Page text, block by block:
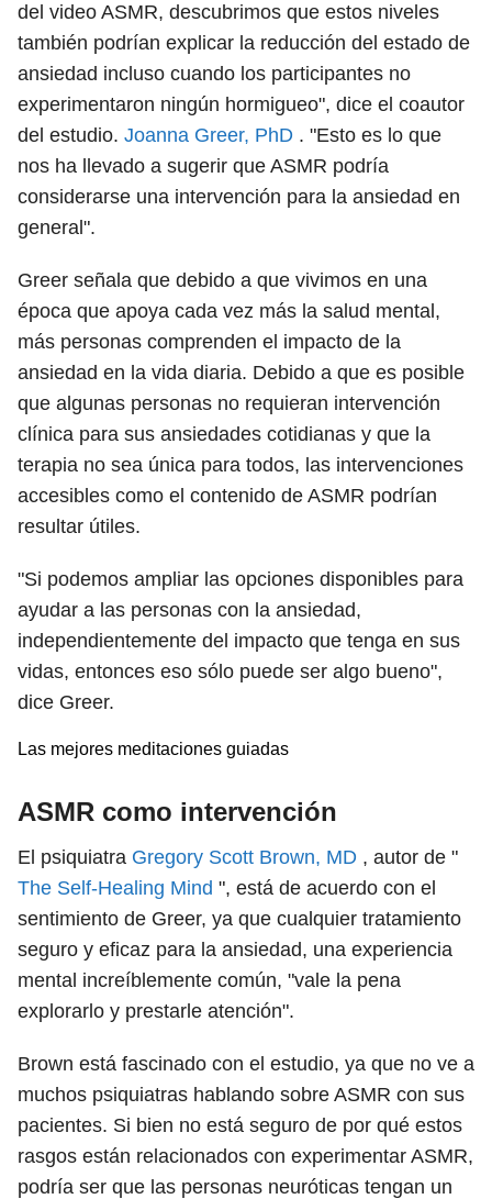
del video ASMR, descubrimos que estos niveles
también podrían explicar la reducción del estado de
ansiedad incluso cuando los participantes no
experimentaron ningún hormigueo", dice el coautor
del estudio. Joanna Greer, PhD . "Esto es lo que
nos ha llevado a sugerir que ASMR podría
considerarse una intervención para la ansiedad en
general".
Greer señala que debido a que vivimos en una
época que apoya cada vez más la salud mental,
más personas comprenden el impacto de la
ansiedad en la vida diaria. Debido a que es posible
que algunas personas no requieran intervención
clínica para sus ansiedades cotidianas y que la
terapia no sea única para todos, las intervenciones
accesibles como el contenido de ASMR podrían
resultar útiles.
"Si podemos ampliar las opciones disponibles para
ayudar a las personas con la ansiedad,
independientemente del impacto que tenga en sus
vidas, entonces eso sólo puede ser algo bueno",
dice Greer.
Las mejores meditaciones guiadas
ASMR como intervención
El psiquiatra Gregory Scott Brown, MD , autor de "
The Self-Healing Mind ", está de acuerdo con el
sentimiento de Greer, ya que cualquier tratamiento
seguro y eficaz para la ansiedad, una experiencia
mental increíblemente común, "vale la pena
explorarlo y prestarle atención".
Brown está fascinado con el estudio, ya que no ve a
muchos psiquiatras hablando sobre ASMR con sus
pacientes. Si bien no está seguro de por qué estos
rasgos están relacionados con experimentar ASMR,
podría ser que las personas neuróticas tengan un